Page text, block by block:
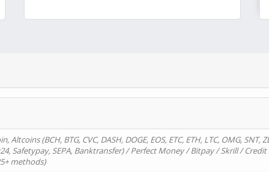
(BCH, BTG, CVC, DASH, DOGE, EOS, ETC, ETH, LTC, OMG, SNT,
Safetypay, SEPA, Banktransfer) / Perfect Money / Bitpay / Skrill / Credit
methods)